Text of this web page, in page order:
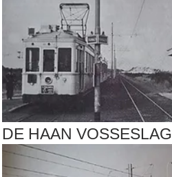
DE HAAN VOSSESLAG